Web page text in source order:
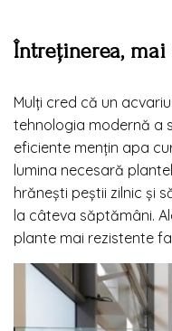
Întreținerea,
Mulți cred că un
tehnologia modernă a
eficiente mențin apa
lumina necesară
hrănești peștii zilnic și
la câteva săptămâni.
plante mai rezistente